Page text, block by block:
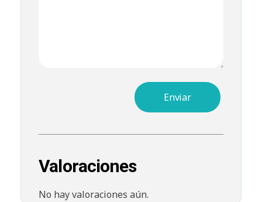
Valoraciones
No hay valoraciones aún.